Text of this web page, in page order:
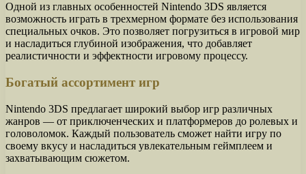
Одной из главных особенностей Nintendo 3DS является
возможность играть в трехмерном формате без использования
специальных очков. Это позволяет погрузиться в игровой мир
и насладиться глубиной изображения, что добавляет
реалистичности и эффектности игровому процессу.
Богатый ассортимент игр
Nintendo 3DS предлагает широкий выбор игр различных
жанров — от приключенческих и платформеров до ролевых и
головоломок. Каждый пользователь сможет найти игру по
своему вкусу и насладиться увлекательным геймплеем и
захватывающим сюжетом.